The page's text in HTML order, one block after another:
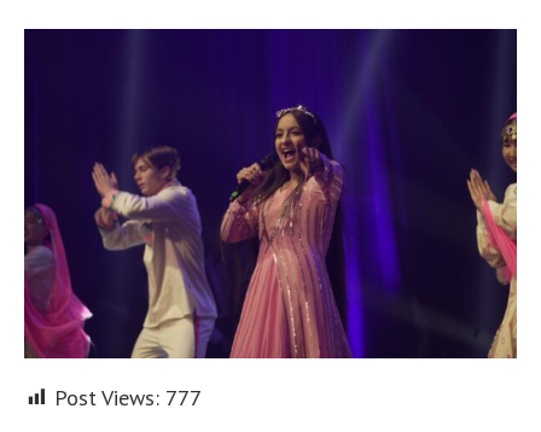
Post Views: 777